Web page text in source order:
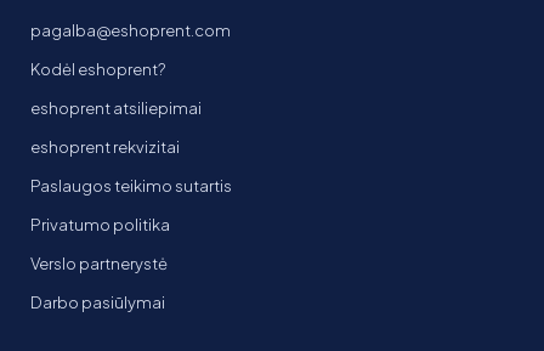
pagalba@eshoprent.com
Kodėl eshoprent?
eshoprent atsiliepimai
eshoprent rekvizitai
Paslaugos teikimo sutartis
Privatumo politika
Verslo partnerystė
Darbo pasiūlymai